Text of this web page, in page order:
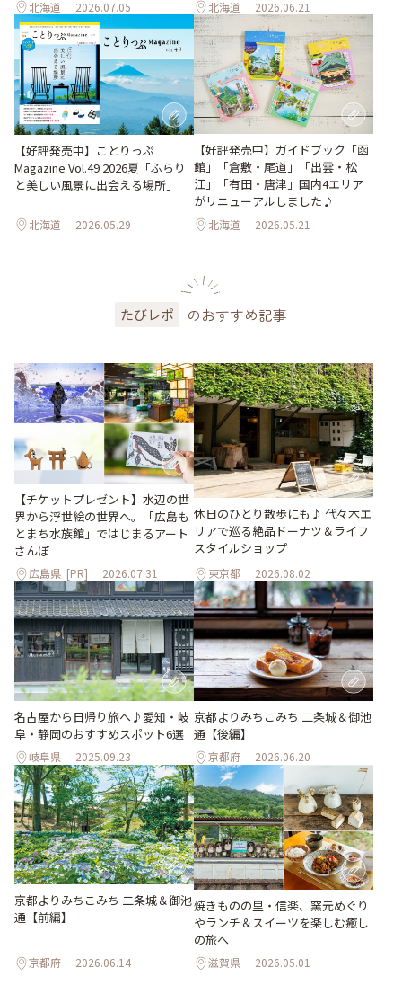
北海道 2026.07.05 北海道 2026.06.21
【好評発売中】ことりっぷ
Magazine Vol.49 2026夏「ふらり
と美しい風景に出会える場所」
北海道 2026.05.29
【好評発売中】ガイドブック「函
館」「倉敷・尾道」「出雲・松
江」「有田・唐津」国内4エリア
がリニューアルしました♪
北海道 2026.05.21
たびレポ のおすすめ記事
【チケットプレゼント】水辺の世
界から浮世絵の世界へ。「広島も
とまち水族館」ではじまるアート
さんぽ
広島県 [PR] 2026.07.31
休日のひとり散歩にも♪ 代々木エ
リアで巡る絶品ドーナツ＆ライフ
スタイルショップ
東京都 2026.08.02
名古屋から日帰り旅へ♪愛知・岐
阜・静岡のおすすめスポット6選
岐阜県 2025.09.23
京都よりみちこみち 二条城＆御池
通【後編】
京都府 2026.06.20
京都よりみちこみち 二条城＆御池
通【前編】
京都府 2026.06.14
焼きものの里・信楽、窯元めぐり
やランチ＆スイーツを楽しむ癒し
の旅へ
滋賀県 2026.05.01